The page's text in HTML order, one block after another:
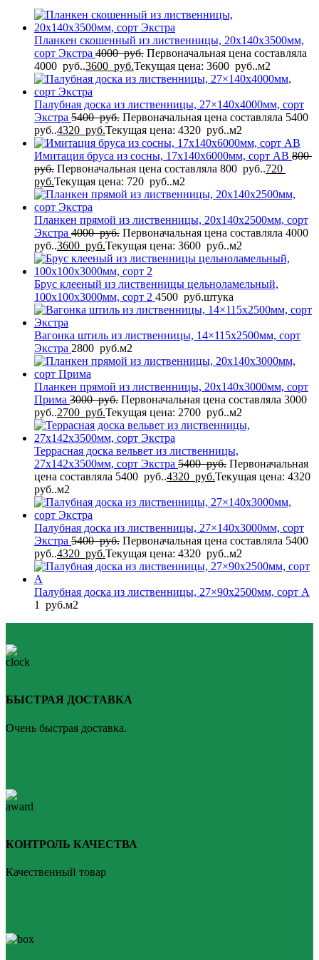
Планкен скошенный из лиственницы, 20x140x3500мм,
сорт Экстра 4000руб. Первоначальная цена составляла
4000 руб..3600 руб.Текущая цена: 3600 руб..м2
Палубная доска из лиственницы, 27×140x4000мм, сорт
Экстра 5400руб. Первоначальная цена составляла 5400
руб..4320 руб.Текущая цена: 4320 руб..м2
Имитация бруса из сосны, 17x140x6000мм, сорт AB 800
руб. Первоначальная цена составляла 800 руб..720
руб.Текущая цена: 720 руб..м2
Планкен прямой из лиственницы, 20x140x2500мм, сорт
Экстра 4000руб. Первоначальная цена составляла 4000
руб..3600 руб.Текущая цена: 3600 руб..м2
Брус клееный из лиственницы цельноламельный,
100x100x3000мм, сорт 2 4500 руб.штука
Вагонка штиль из лиственницы, 14×115x2500мм, сорт
Экстра 2800 руб.м2
Планкен прямой из лиственницы, 20x140x3000мм, сорт
Прима 3000руб. Первоначальная цена составляла 3000
руб..2700 руб.Текущая цена: 2700 руб..м2
Террасная доска вельвет из лиственницы,
27x142x3500мм, сорт Экстра 5400руб. Первоначальная
цена составляла 5400 руб..4320 руб.Текущая цена: 4320
руб..м2
Палубная доска из лиственницы, 27×140x3000мм, сорт
Экстра 5400руб. Первоначальная цена составляла 5400
руб..4320 руб.Текущая цена: 4320 руб..м2
Палубная доска из лиственницы, 27×90x2500мм, сорт A
1
руб.м2
БЫСТРАЯ ДОСТАВКА
Очень быстрая доставка.
КОНТРОЛЬ КАЧЕСТВА
Качественный товар